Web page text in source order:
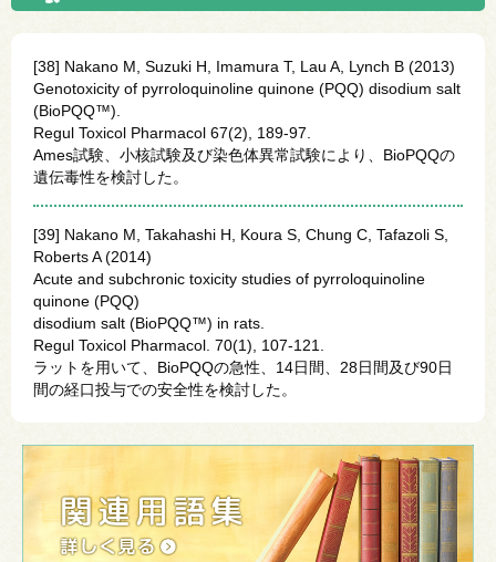
[38] Nakano M, Suzuki H, Imamura T, Lau A, Lynch B (2013)
Genotoxicity of pyrroloquinoline quinone (PQQ) disodium salt
(BioPQQ™).
Regul Toxicol Pharmacol 67(2), 189-97.
Ames試験、小核試験及び染色体異常試験により、BioPQQの
遺伝毒性を検討した。
[39] Nakano M, Takahashi H, Koura S, Chung C, Tafazoli S,
Roberts A (2014)
Acute and subchronic toxicity studies of pyrroloquinoline
quinone (PQQ)
disodium salt (BioPQQ™) in rats.
Regul Toxicol Pharmacol. 70(1), 107-121.
ラットを用いて、BioPQQの急性、14日間、28日間及び90日
間の経口投与での安全性を検討した。